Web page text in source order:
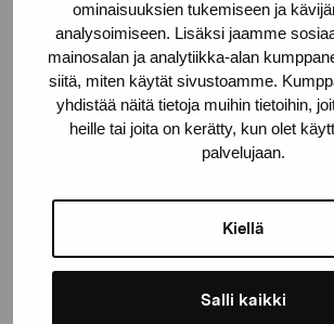
ominaisuuksien tukemiseen ja
analysoimiseen. Lisäksi jaamme
mainosalan ja analytiikka-alan
siitä, miten käytät sivustoamme.
yhdistää näitä tietoja muihin tietoihin,
heille tai joita on kerätty, kun olet
palvelujaan.
Kiellä
Salli kaikki
Gustav Wasas gata 11
10600 Ekenäs
proartibus@proartibus.fi
+358 (0)50 371 6339
Kontakta oss